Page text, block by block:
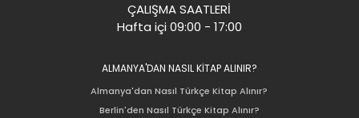
ÇALIŞMA SAATLERİ
Hafta içi 09:00 - 17:00
ALMANYA'DAN NASIL KİTAP ALINIR?
Almanya'dan Nasıl Türkçe Kitap Alınır?
Berlin'den Nasıl Türkçe Kitap Alınır?